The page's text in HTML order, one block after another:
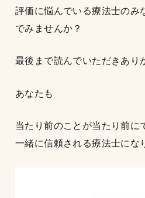
評価に悩んでいる療法士のみ
でみませんか？
最後まで読んでいただきあり
あなたも
当たり前のことが当たり前に
一緒に信頼される療法士にな